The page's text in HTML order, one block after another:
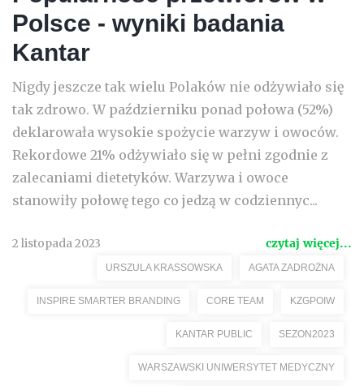
Polsce - wyniki badania
Kantar
Nigdy jeszcze tak wielu Polaków nie odżywiało się
tak zdrowo. W październiku ponad połowa (52%)
deklarowała wysokie spożycie warzyw i owoców.
Rekordowe 21% odżywiało się w pełni zgodnie z
zalecaniami dietetyków. Warzywa i owoce
stanowiły połowę tego co jedzą w codziennyc...
2 listopada 2023 czytaj więcej...
URSZULA KRASSOWSKA AGATA ZADROŻNA
INSPIRE SMARTER BRANDING CORE TEAM KZGPOIW
KANTAR PUBLIC SEZON2023
WARSZAWSKI UNIWERSYTET MEDYCZNY